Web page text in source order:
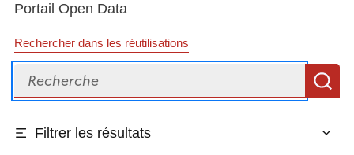
Portail Open Data
Rechercher dans les réutilisations
Recherche
Filtrer les résultats